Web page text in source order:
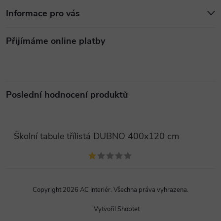
Informace pro vás
Přijímáme online platby
Poslední hodnocení produktů
Školní tabule třílistá DUBNO 400x120 cm
Vytvořil Shoptet
Copyright 2026 AC Interiér. Všechna práva vyhrazena.